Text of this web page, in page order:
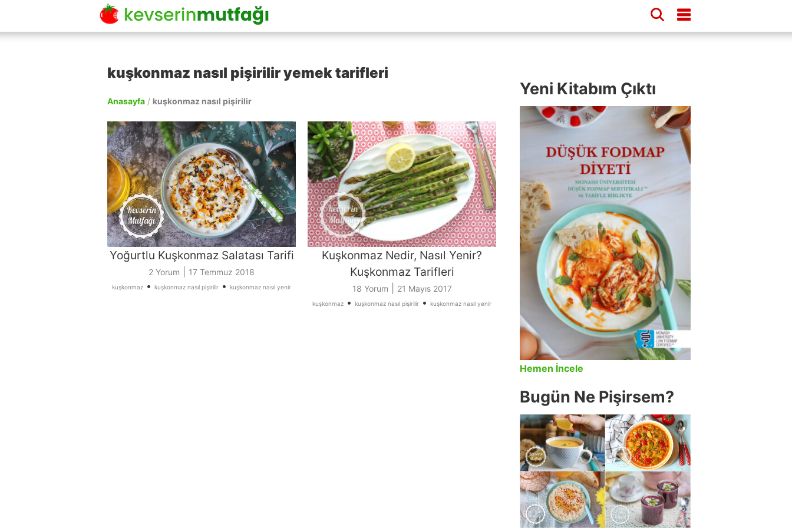
kuşkonmaz nasıl pişirilir yemek tarifleri
Anasayfa / kuşkonmaz nasıl pişirilir
Yoğurtlu Kuşkonmaz Salatası Tarifi
2 Yorum 17 Temmuz 2018
kuşkonmaz • kuşkonmaz nasıl pişirilir • kuşkonmaz nasıl yenir
Kuşkonmaz Nedir, Nasıl Yenir?
Kuşkonmaz Tarifleri
18 Yorum 21 Mayıs 2017
kuşkonmaz • kuşkonmaz nasıl pişirilir • kuşkonmaz nasıl yenir
Yeni Kitabım Çıktı
Hemen İncele
Bugün Ne Pişirsem?